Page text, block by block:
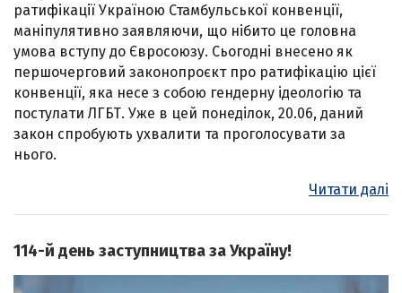
ратифікації Україною Стамбульської конвенції,
маніпулятивно заявляючи, що нібито це головна
умова вступу до Євросоюзу. Сьогодні внесено як
першочерговий законопроєкт про ратифікацію цієї
конвенції, яка несе з собою гендерну ідеологію та
постулати ЛГБТ. Уже в цей понеділок, 20.06, даний
закон спробують ухвалити та проголосувати за
нього.
Читати далі
114-й день заступництва за Україну!